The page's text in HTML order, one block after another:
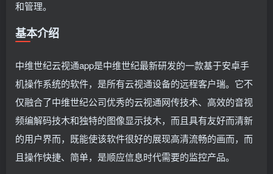
和管理。
基本介绍
中维世纪云视通app是中维世纪最新研发的一款基于安卓手
机操作系统的软件，是所有云视通设备的远程客户瑞。它不
仅融合了中维世纪公司优秀的云视通网传技术、高效的音视
频编解码技木和独特的图像显示技木，而且具有友好而清新
的用户界而，既能使该软件很好的展现高清流畅的画而，而
且操作快捷、简单，是顺应信息时代需要的监控产品。